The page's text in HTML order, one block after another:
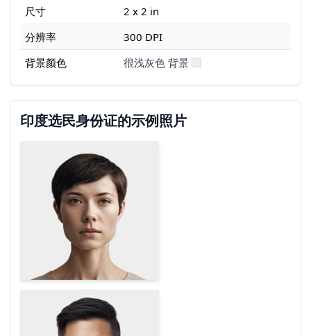
尺寸
2 x 2 in
分辨率
300 DPI
背景颜色
很浅灰色 背景
印度选民身份证的示例照片